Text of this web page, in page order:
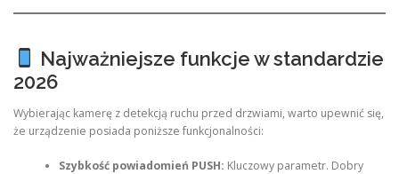
Najważniejsze funkcje w standardzie
2026
Wybierając kamerę z detekcją ruchu przed drzwiami, warto upewnić się,
że urządzenie posiada poniższe funkcjonalności:
Szybkość powiadomień PUSH: Kluczowy parametr. Dobry